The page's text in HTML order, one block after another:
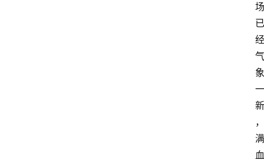
场
已
经
气
象
一
新
，
满
血